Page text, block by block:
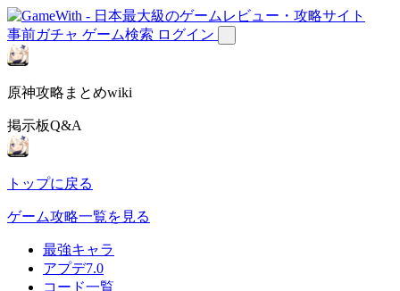
事前ガチャ ゲーム検索 ログイン
原神攻略まとめwiki
掲示板Q&A
トップに戻る
ゲーム攻略一覧を見る
最強キャラ
アプデ7.0
コード一覧